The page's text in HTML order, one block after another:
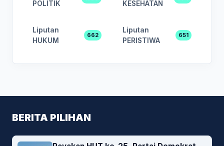
POLITIK
KESEHATAN
Liputan
HUKUM
662
Liputan
PERISTIWA
651
BERITA PILIHAN